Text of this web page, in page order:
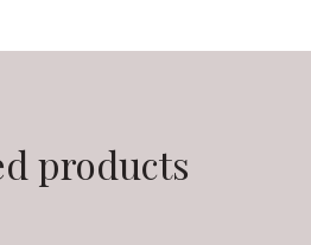
products